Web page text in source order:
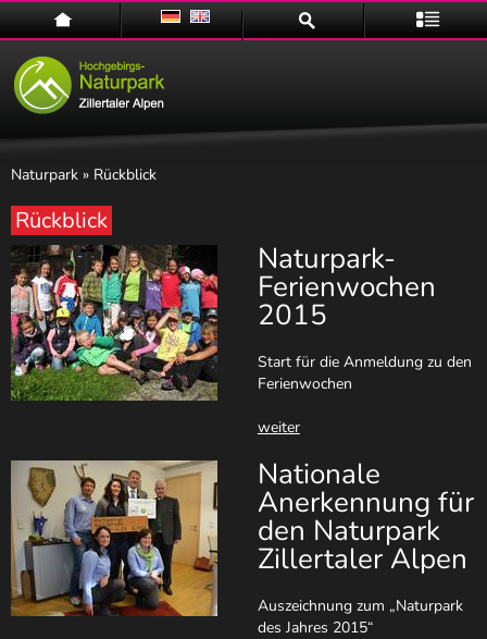
Home
Naturpark
Naturpark » Rückblick
Rückblick
Naturpark-
Ferienwochen
2015
Start für die Anmeldung zu den
Ferienwochen
weiter
Nationale
Anerkennung für
den Naturpark
Zillertaler Alpen
Auszeichnung zum „Naturpark
des Jahres 2015“